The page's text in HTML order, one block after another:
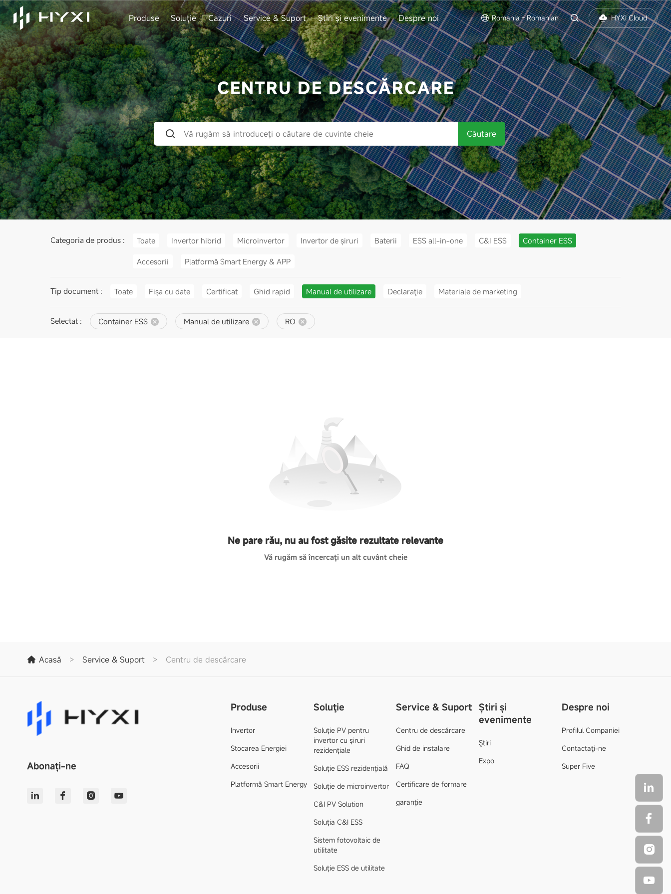
Produse Soluţie Cazuri Service & Suport Știri și evenimente Despre noi Romania - Romanian HYXI Cloud
CENTRU DE DESCĂRCARE
Căutare
Categoria de produs : Toate Invertor hibrid Microinvertor Invertor de șiruri Baterii ESS all-in-one C&I ESS Container ESS
Accesorii Platformă Smart Energy & APP
Tip document : Toate Fișa cu date Certificat Ghid rapid Manual de utilizare Declaraţie Materiale de marketing
Selectat : Container ESS Manual de utilizare RO
Ne pare rău, nu au fost găsite rezultate relevante
Vă rugăm să încercați un alt cuvânt cheie
Acasă > Service & Suport > Centru de descărcare
Abonați-ne
Produse
Invertor
Stocarea Energiei
Accesorii
Platformă Smart Energy
Soluţie
Soluție PV pentru
invertor cu șiruri
rezidențiale
Soluție ESS rezidențială
Soluție de microinvertor
C&I PV Solution
Soluția C&I ESS
Sistem fotovoltaic de
utilitate
Soluție ESS de utilitate
Service & Suport
Centru de descărcare
Ghid de instalare
FAQ
Certificare de formare
garanție
Știri și
evenimente
Ştiri
Expo
Despre noi
Profilul Companiei
Contactaţi-ne
Super Five